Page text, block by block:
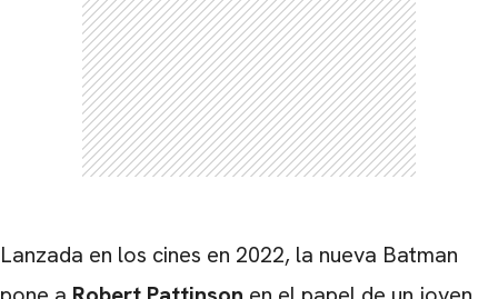
Lanzada en los cines en 2022, la nueva Batman